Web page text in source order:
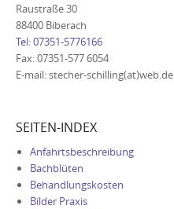
Raustraße 30
88400 Biberach
Tel: 07351-5776166
Fax: 07351-577 6054
E-mail: stecher-schilling(at)web.de
SEITEN-INDEX
Anfahrtsbeschreibung
Bachblüten
Behandlungskosten
Bilder Praxis